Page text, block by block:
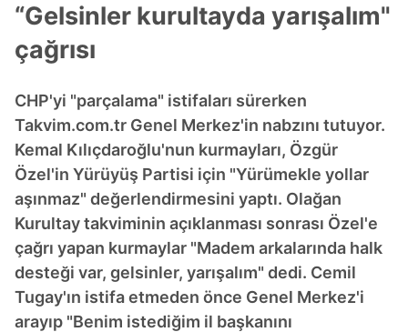
“Gelsinler kurultayda yarışalım"
çağrısı
CHP'yi "parçalama" istifaları sürerken
Takvim.com.tr Genel Merkez'in nabzını tutuyor.
Kemal Kılıçdaroğlu'nun kurmayları, Özgür
Özel'in Yürüyüş Partisi için "Yürümekle yollar
aşınmaz" değerlendirmesini yaptı. Olağan
Kurultay takviminin açıklanması sonrası Özel'e
çağrı yapan kurmaylar "Madem arkalarında halk
desteği var, gelsinler, yarışalım" dedi. Cemil
Tugay'ın istifa etmeden önce Genel Merkez'i
arayıp "Benim istediğim il başkanını